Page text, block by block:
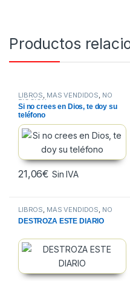
Productos
LIBROS, MÁS VENDIDOS, NO
FICCION
Si no crees en Dios, te doy su
teléfono
21,06€ Sin IVA
LIBROS MÁS VENDIDOS NO
FICCION
DESTROZA ESTE DIARIO